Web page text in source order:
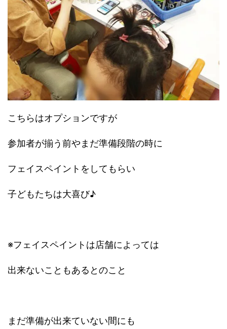
こちらはオプションですが
参加者が揃う前やまだ準備段階の時に
フェイスペイントをしてもらい
子どもたちは大喜び♪
※フェイスペイントは店舗によっては
出来ないこともあるとのこと
まだ準備が出来ていない間にも